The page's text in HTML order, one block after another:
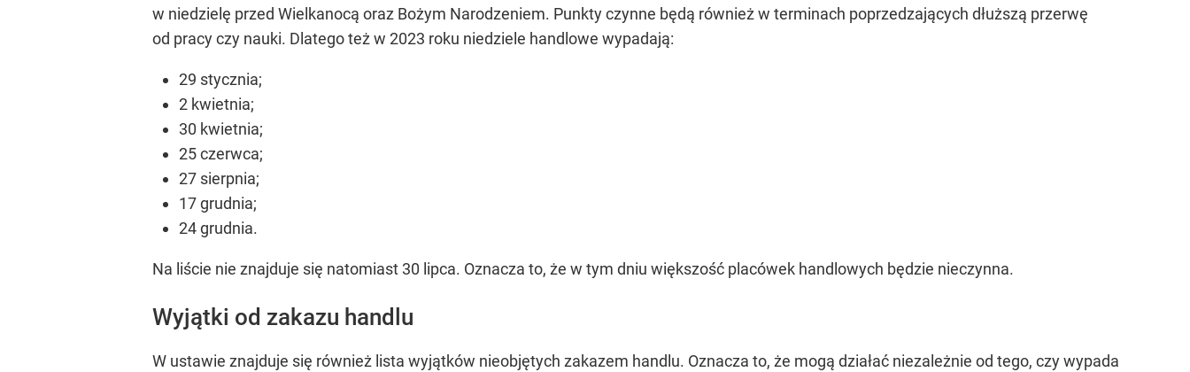
w niedzielę przed Wielkanocą oraz Bożym Narodzeniem. Punkty czynne będą również w terminach poprzedzających dłuższą przerwę
od pracy czy nauki. Dlatego też w 2023 roku niedziele handlowe wypadają:
29 stycznia;
2 kwietnia;
30 kwietnia;
25 czerwca;
27 sierpnia;
17 grudnia;
24 grudnia.
Na liście nie znajduje się natomiast 30 lipca. Oznacza to, że w tym dniu większość placówek handlowych będzie nieczynna.
Wyjątki od zakazu handlu
W ustawie znajduje się również lista wyjątków nieobjętych zakazem handlu. Oznacza to, że mogą działać niezależnie od tego, czy wypada